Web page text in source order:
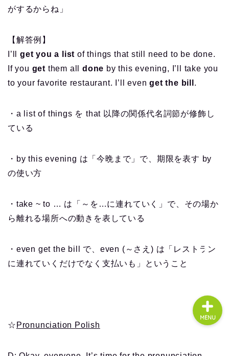
がするからね」
【解答例】
I’ll get you a list of things that still need to be done.
If you get them alldone by this evening, I’ll take you
to your favorite restaurant. I’ll evenget the bill .
・a list of things を that 以降の関係代名詞節が修飾し
ている
・by this evening は「今晩まで」で、期限を表す by
の使い方
・take ~ to … は「～を…に連れていく」で、その場か
ら離れる場所への動きを表している
・even get the bill で、even (～さえ) は「レストラン
に連れていくだけでなく支払いも」ということ
☆ Pronunciation Polish
MENU
About us
よくある質問
無料体験